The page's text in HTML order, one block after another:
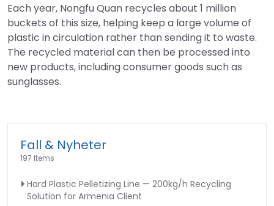
Each year, Nongfu Quan recycles about 1 million
buckets of this size, helping keep a large volume of
plastic in circulation rather than sending it to waste.
The recycled material can then be processed into
new products, including consumer goods such as
sunglasses.
Fall & Nyheter
197 Items
Hard Plastic Pelletizing Line — 200kg/h Recycling
Solution for Armenia Client